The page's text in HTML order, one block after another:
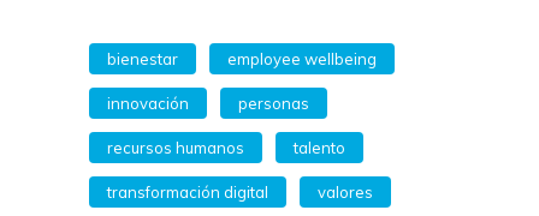
bienestar employee wellbeing
innovación personas
recursos humanos talento
transformación digital valores